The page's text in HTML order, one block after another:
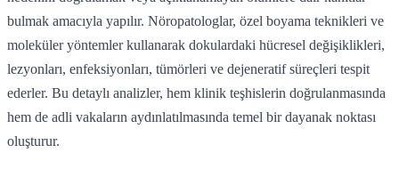
bulmak amacıyla yapılır. Nöropatologlar, özel boyama teknikleri ve
moleküler yöntemler kullanarak dokulardaki hücresel değişiklikleri,
lezyonları, enfeksiyonları, tümörleri ve dejeneratif süreçleri tespit
ederler. Bu detaylı analizler, hem klinik teşhislerin doğrulanmasında
hem de adli vakaların aydınlatılmasında temel bir dayanak noktası
oluşturur.